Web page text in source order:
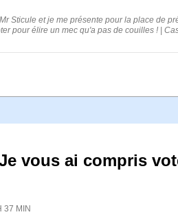
Sticule et je me présente pour la place de
pour élire un mec qu'a pas de couilles ! |
vous ai compris
37 MIN